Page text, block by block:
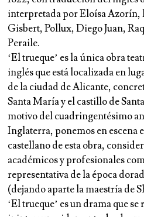
interpretada por Eloísa Azorín,
Gisbert, Pollux, Diego Juan,
Peraile.
‘El trueque’ es la única obra
inglés que está localizada en
de la ciudad de Alicante,
Santa María y el castillo de
motivo del cuadringentésimo
Inglaterra, ponemos en escena
castellano de esta obra,
académicos y profesionales
representativa de la época
(dejando aparte la maestría de
‘El trueque’ es un drama que se